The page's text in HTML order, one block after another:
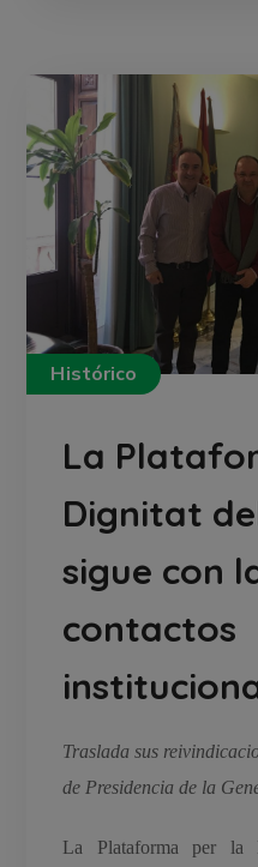
Histórico
La
Dignitat
sigue con
contactos
Traslada sus
de Presidencia de la
La Plataforma per la